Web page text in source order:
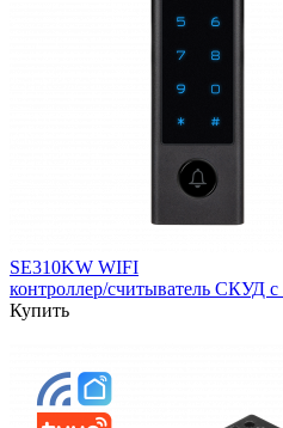
SE310KW WIFI
контроллер/считыватель СКУД c
Купить